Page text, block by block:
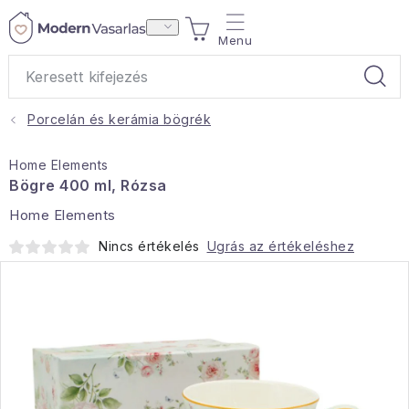
Ugrás
KOSÁR
Otthoni illatok
Hobbi és kert
Porcelán és kerámia bögrék
Home Elements
Bögre 400 ml, Rózsa
Home Elements
Nincs értékelés Ugrás az értékeléshez